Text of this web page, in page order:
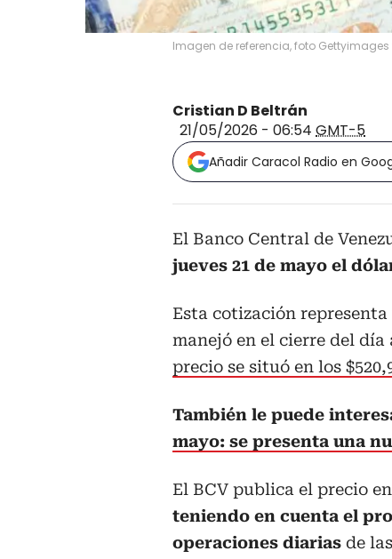
Imagen de referencia, foto
Cristian D Beltrán
21/05/2026 - 06:54 GMT-5
Añadir Caracol Radio en
El Banco Central de
jueves 21 de mayo el
Esta cotización
manejó en el cierre del día
precio se situó en los
También le puede
mayo: se presenta una
El BCV publica el precio
teniendo en cuenta el
operaciones diarias de